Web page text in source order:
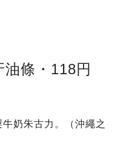
條・118円
奶朱古力。（沖繩之